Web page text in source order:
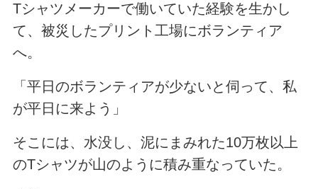
Tシャツメーカーで働いていた経験を生かし
て、被災したプリント工場にボランティア
へ。
「平日のボランティアが少ないと伺って、私
が平日に来よう」
そこには、水没し、泥にまみれた10万枚以上
のTシャツが山のように積み重なっていた。